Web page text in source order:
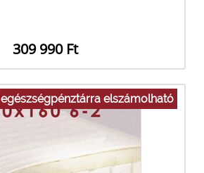
309 990 Ft
egészségpénztárra elszámolható